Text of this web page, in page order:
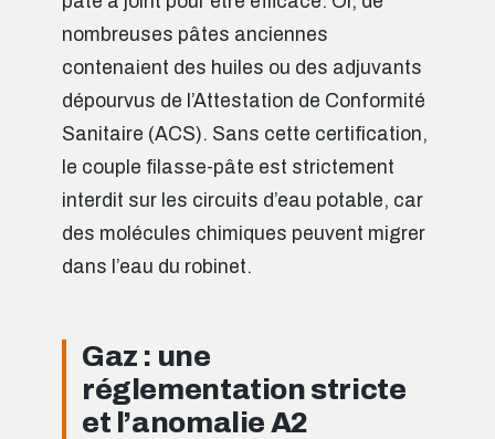
nombreuses pâtes anciennes
contenaient des huiles ou des adjuvants
dépourvus de l’Attestation de Conformité
Sanitaire (ACS). Sans cette certification,
le couple filasse-pâte est strictement
interdit sur les circuits d’eau potable, car
des molécules chimiques peuvent migrer
dans l’eau du robinet.
Gaz : une
réglementation stricte
et l’anomalie A2